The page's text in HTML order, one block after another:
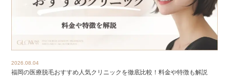
2026.08.04
福岡の医療脱毛おすすめ人気クリニックを徹底比較！料金や特徴も解説